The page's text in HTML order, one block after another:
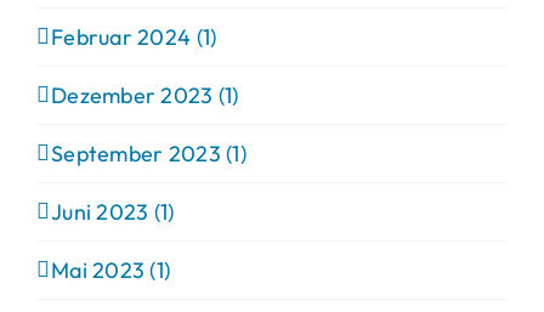
Februar 2024 (1)
Dezember 2023 (1)
September 2023 (1)
Juni 2023 (1)
Mai 2023 (1)